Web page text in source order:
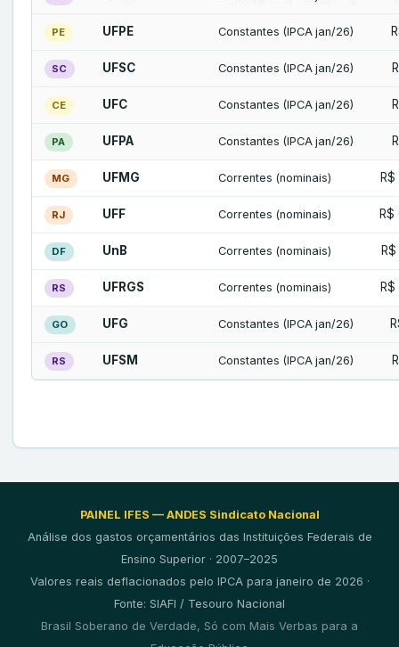
PE UFPE Constantes (IPCA jan/26)
SC UFSC Constantes (IPCA jan/26)
CE UFC Constantes (IPCA jan/26)
PA UFPA Constantes (IPCA jan/26)
MG UFMG Correntes (nominais)
RJ UFF Correntes (nominais)
DF UnB Correntes (nominais)
RS UFRGS Correntes (nominais)
GO UFG Constantes (IPCA jan/26)
RS UFSM Constantes (IPCA jan/26)
PAINEL IFES — ANDES Sindicato Nacional
Análise dos gastos orçamentários das Instituições Federais de
Ensino Superior · 2007–2025
Valores reais deflacionados pelo IPCA para janeiro de 2026 ·
Fonte: SIAFI / Tesouro Nacional
Brasil Soberano de Verdade, Só com Mais Verbas para a